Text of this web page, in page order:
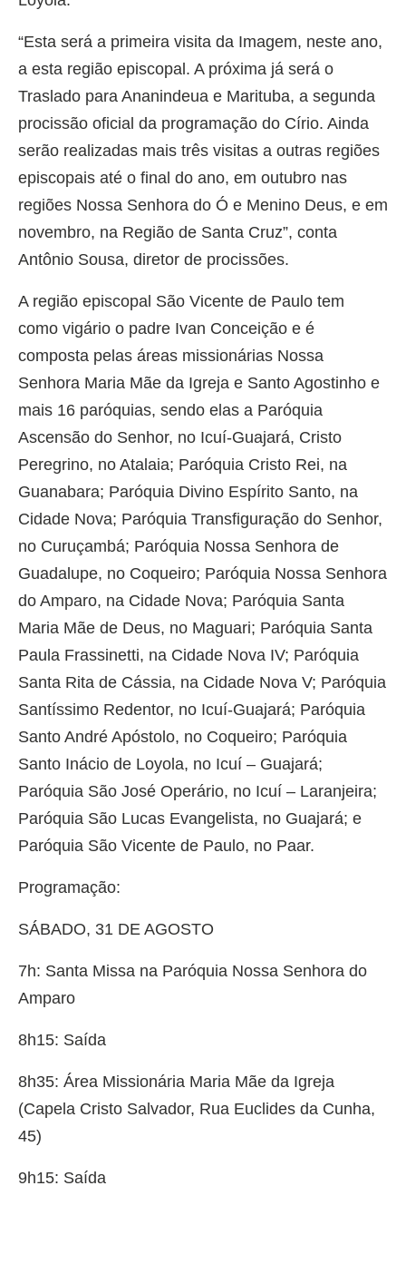
“Esta será a primeira visita da Imagem, neste ano,
a esta região episcopal. A próxima já será o
Traslado para Ananindeua e Marituba, a segunda
procissão oficial da programação do Círio. Ainda
serão realizadas mais três visitas a outras regiões
episcopais até o final do ano, em outubro nas
regiões Nossa Senhora do Ó e Menino Deus, e em
novembro, na Região de Santa Cruz”, conta
Antônio Sousa, diretor de procissões.
A região episcopal São Vicente de Paulo tem
como vigário o padre Ivan Conceição e é
composta pelas áreas missionárias Nossa
Senhora Maria Mãe da Igreja e Santo Agostinho e
mais 16 paróquias, sendo elas a Paróquia
Ascensão do Senhor, no Icuí-Guajará, Cristo
Peregrino, no Atalaia; Paróquia Cristo Rei, na
Guanabara; Paróquia Divino Espírito Santo, na
Cidade Nova; Paróquia Transfiguração do Senhor,
no Curuçambá; Paróquia Nossa Senhora de
Guadalupe, no Coqueiro; Paróquia Nossa Senhora
do Amparo, na Cidade Nova; Paróquia Santa
Maria Mãe de Deus, no Maguari; Paróquia Santa
Paula Frassinetti, na Cidade Nova IV; Paróquia
Santa Rita de Cássia, na Cidade Nova V; Paróquia
Santíssimo Redentor, no Icuí-Guajará; Paróquia
Santo André Apóstolo, no Coqueiro; Paróquia
Santo Inácio de Loyola, no Icuí – Guajará;
Paróquia São José Operário, no Icuí – Laranjeira;
Paróquia São Lucas Evangelista, no Guajará; e
Paróquia São Vicente de Paulo, no Paar.
Programação:
SÁBADO, 31 DE AGOSTO
7h: Santa Missa na Paróquia Nossa Senhora do
Amparo
8h15: Saída
8h35: Área Missionária Maria Mãe da Igreja
(Capela Cristo Salvador, Rua Euclides da Cunha,
45)
9h15: Saída